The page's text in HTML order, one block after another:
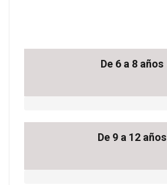
De 6 a 8 años
De 9 a 12 años